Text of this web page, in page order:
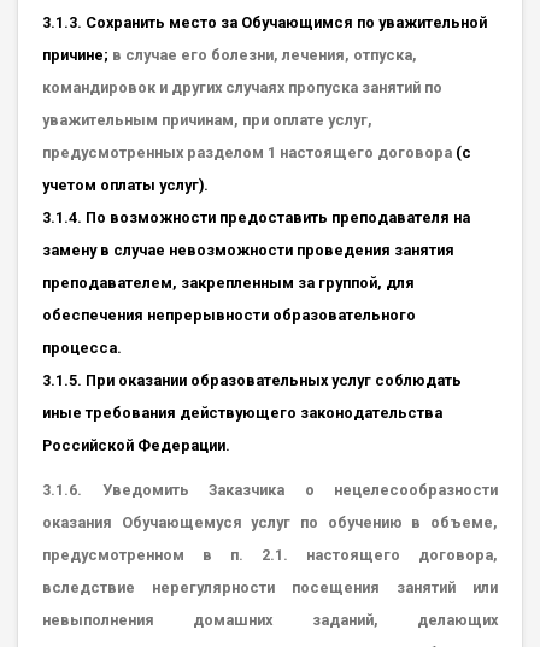
3.1.3. Сохранить место за Обучающимся по уважительной
причине; в случае его болезни, лечения, отпуска,
командировок и других случаях пропуска занятий по
уважительным причинам, при оплате услуг,
предусмотренных разделом 1 настоящего договора (с
учетом оплаты услуг).
3.1.4. По возможности предоставить преподавателя на
замену в случае невозможности проведения занятия
преподавателем, закрепленным за группой, для
обеспечения непрерывности образовательного
процесса.
3.1.5. При оказании образовательных услуг соблюдать
иные требования действующего законодательства
Российской Федерации.
3.1.6. Уведомить Заказчика о нецелесообразности
оказания Обучающемуся услуг по обучению в объеме,
предусмотренном в п. 2.1. настоящего договора,
вследствие нерегулярности посещения занятий или
невыполнения домашних заданий, делающих